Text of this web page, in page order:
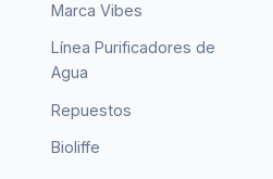
Marca Vibes
Línea Purificadores de
Agua
Repuestos
Bioliffe